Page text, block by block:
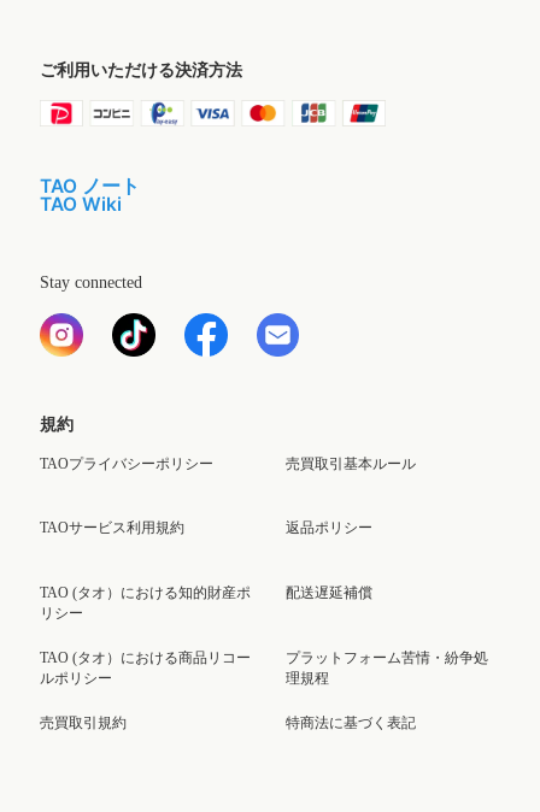
ご利用いただける決済方法
TAO ノート
TAO Wiki
Stay connected
規約
TAOプライバシーポリシー
TAOサービス利用規約
TAO (タオ）における知的財産ポ
リシー
TAO (タオ）における商品リコー
ルポリシー
売買取引規約
売買取引基本ルール
返品ポリシー
配送遅延補償
プラットフォーム苦情・紛争処
理規程
特商法に基づく表記